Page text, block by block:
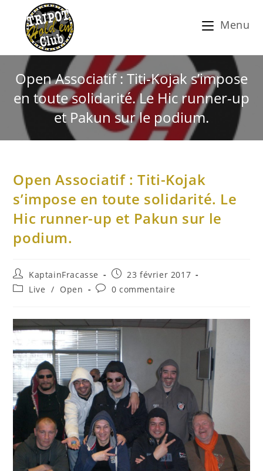
Menu
Open Associatif : Titi-Kojak s’impose
en toute solidarité. Le Hic runner-up
et Pakun sur le podium.
Open Associatif : Titi-Kojak
s’impose en toute solidarité. Le
Hic runner-up et Pakun sur le
podium.
KaptainFracasse
23 février 2017
Live / Open 0 commentaire